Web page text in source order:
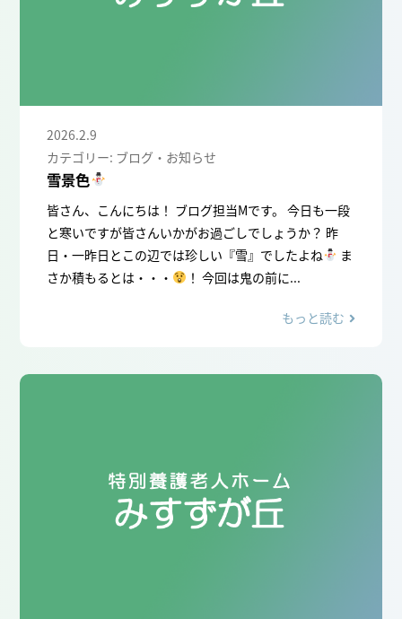
雪景色
皆さん、こんにちは！ ブログ担当Mです。 今日も一段
と寒いですが皆さんいかがお過ごしでしょうか？ 昨
日・一昨日とこの辺では珍しい『雪』でしたよね
ま
さか積もるとは・・・
！ 今回は鬼の前に...
2026.2.9
カテゴリー: ブログ・お知らせ
もっと読む